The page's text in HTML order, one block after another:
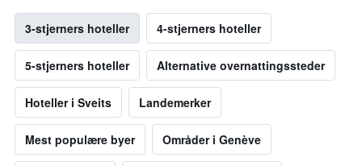
3-stjerners hoteller 4-stjerners hoteller
5-stjerners hoteller Alternative overnattingssteder
Hoteller i Sveits Landemerker
Mest populære byer Områder i Genève